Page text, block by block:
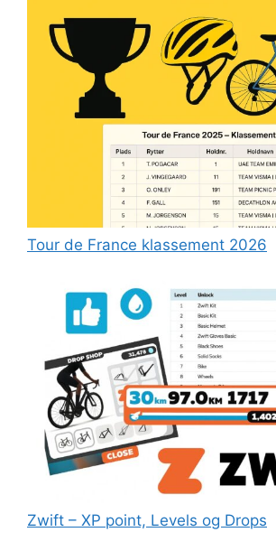
Tour de France klassement 2026
Zwift – XP point, Levels og Drops